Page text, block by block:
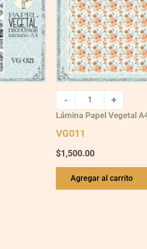
- +
Lámina Papel Vegetal
VG011
$1,500.00
Agregar al carrito